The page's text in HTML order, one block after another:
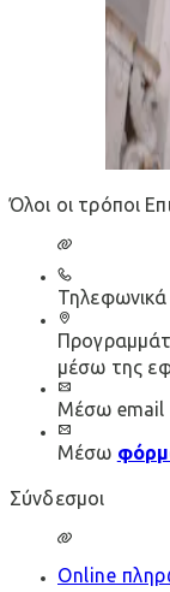
Όλοι οι τρόποι
μέσω της
Μέσω email
Μέσω
Σύνδεσμοι
Online